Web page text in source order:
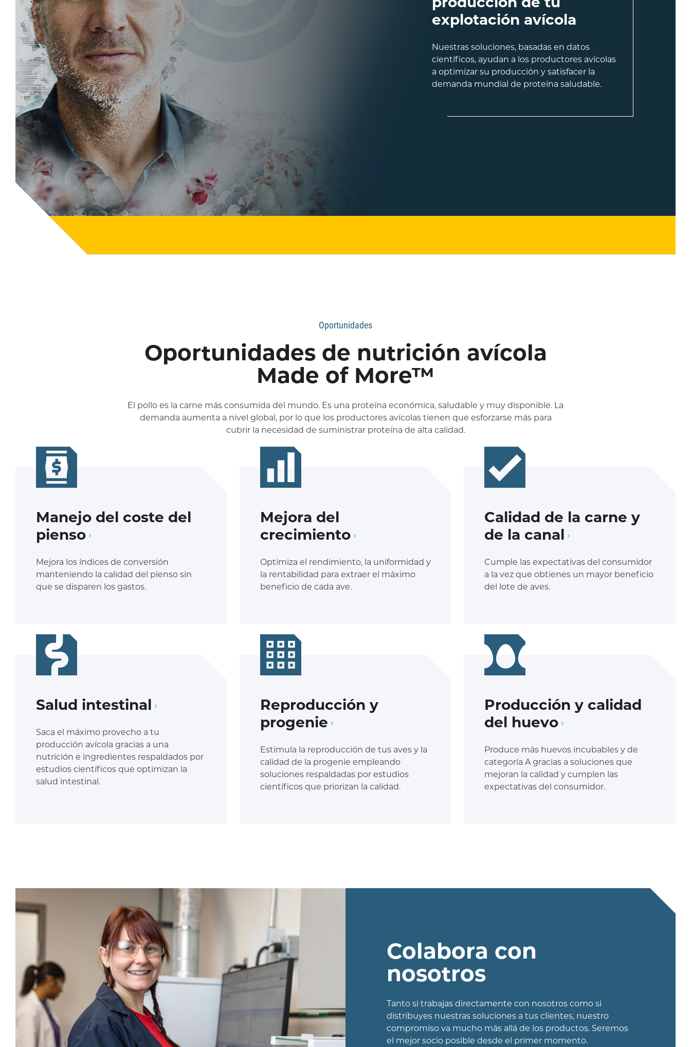
explotación avícola
Nuestras soluciones, basadas en datos
científicos, ayudan a los productores avícolas
a optimizar su producción y satisfacer la
demanda mundial de proteína saludable.
Oportunidades
Oportunidades de nutrición avícola
Made of More™
El pollo es la carne más consumida del mundo. Es una proteína económica, saludable y muy disponible. La
demanda aumenta a nivel global, por lo que los productores avícolas tienen que esforzarse más para
cubrir la necesidad de suministrar proteína de alta calidad.
Manejo del coste del
pienso
Mejora los índices de conversión
manteniendo la calidad del pienso sin
que se disparen los gastos.
Mejora del
crecimiento
Optimiza el rendimiento, la uniformidad y
la rentabilidad para extraer el máximo
beneficio de cada ave.
Calidad de la carne y
de la canal
Cumple las expectativas del consumidor
a la vez que obtienes un mayor beneficio
del lote de aves.
Salud intestinal
Saca el máximo provecho a tu
producción avícola gracias a una
nutrición e ingredientes respaldados por
estudios científicos que optimizan la
salud intestinal.
Reproducción y
progenie
Estimula la reproducción de tus aves y la
calidad de la progenie empleando
soluciones respaldadas por estudios
científicos que priorizan la calidad.
Producción y calidad
del huevo
Produce más huevos incubables y de
categoría A gracias a soluciones que
mejoran la calidad y cumplen las
expectativas del consumidor.
Colabora con
nosotros
Tanto si trabajas directamente con nosotros como si
distribuyes nuestras soluciones a tus clientes, nuestro
compromiso va mucho más allá de los productos. Seremos
el mejor socio posible desde el primer momento.